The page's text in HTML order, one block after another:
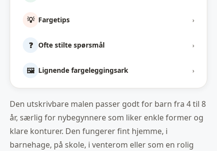
💡 Fargetips ›
❓ Ofte stilte spørsmål ›
🖼️ Lignende fargeleggingsark ›
Den utskrivbare malen passer godt for barn fra 4 til 8
år, særlig for nybegynnere som liker enkle former og
klare konturer. Den fungerer fint hjemme, i
barnehage, på skole, i venterom eller som en rolig